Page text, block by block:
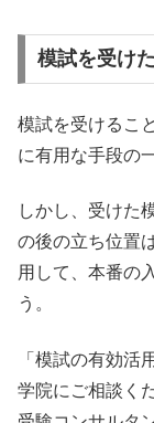
模試を受け
模試を受けるこ
に有用な手段の
しかし、受けた
の後の立ち位置
用して、本番の
う。
「模試の有効活
学院にご相談く